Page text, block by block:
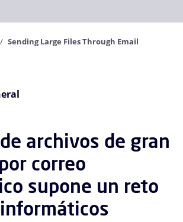
Sending Large Files Through Email
archivos de gran
correo
supone un reto